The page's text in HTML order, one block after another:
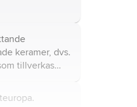
keramer, dvs.
tillverkas
tillsatser